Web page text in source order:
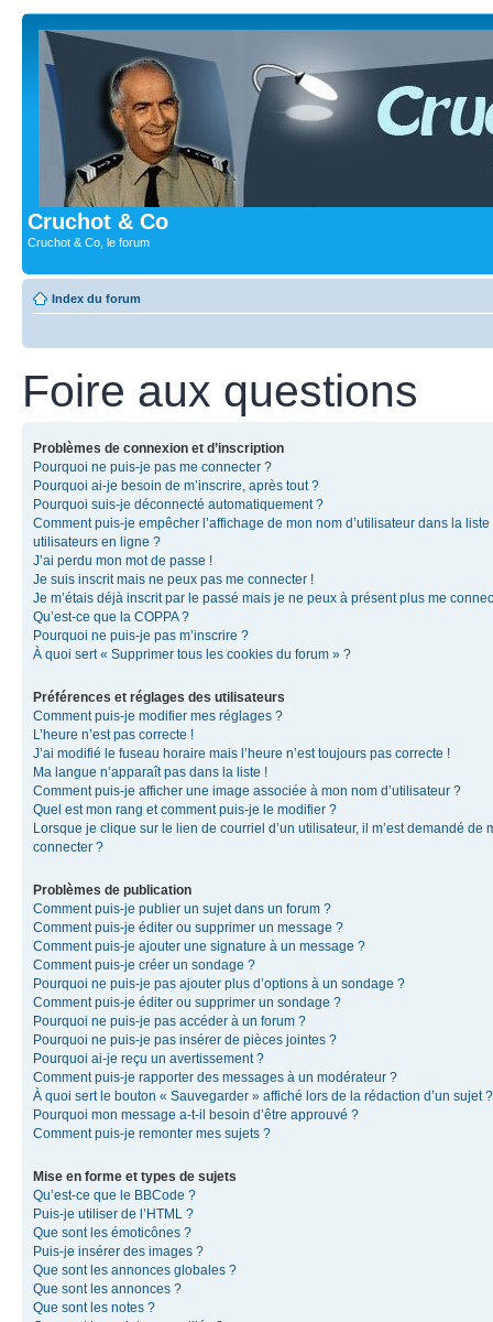
Cruchot & Co
Cruchot & Co, le forum
Index du forum
Foire aux questions
Problèmes de connexion et d’inscription
Pourquoi ne puis-je pas me connecter ?
Pourquoi ai-je besoin de m’inscrire, après tout ?
Pourquoi suis-je déconnecté automatiquement ?
Comment puis-je empêcher l’affichage de mon nom d’utilisateur dans la liste
utilisateurs en ligne ?
J’ai perdu mon mot de passe !
Je suis inscrit mais ne peux pas me connecter !
Je m’étais déjà inscrit par le passé mais je ne peux à présent plus me
Qu’est-ce que la COPPA ?
Pourquoi ne puis-je pas m’inscrire ?
À quoi sert « Supprimer tous les cookies du forum » ?
Préférences et réglages des utilisateurs
Comment puis-je modifier mes réglages ?
L’heure n’est pas correcte !
J’ai modifié le fuseau horaire mais l’heure n’est toujours pas correcte !
Ma langue n’apparaît pas dans la liste !
Comment puis-je afficher une image associée à mon nom d’utilisateur ?
Quel est mon rang et comment puis-je le modifier ?
Lorsque je clique sur le lien de courriel d’un utilisateur, il m’est demandé de
connecter ?
Problèmes de publication
Comment puis-je publier un sujet dans un forum ?
Comment puis-je éditer ou supprimer un message ?
Comment puis-je ajouter une signature à un message ?
Comment puis-je créer un sondage ?
Pourquoi ne puis-je pas ajouter plus d’options à un sondage ?
Comment puis-je éditer ou supprimer un sondage ?
Pourquoi ne puis-je pas accéder à un forum ?
Pourquoi ne puis-je pas insérer de pièces jointes ?
Pourquoi ai-je reçu un avertissement ?
Comment puis-je rapporter des messages à un modérateur ?
À quoi sert le bouton « Sauvegarder » affiché lors de la rédaction d’un sujet ?
Pourquoi mon message a-t-il besoin d’être approuvé ?
Comment puis-je remonter mes sujets ?
Mise en forme et types de sujets
Qu’est-ce que le BBCode ?
Puis-je utiliser de l’HTML ?
Que sont les émoticônes ?
Puis-je insérer des images ?
Que sont les annonces globales ?
Que sont les annonces ?
Que sont les notes ?